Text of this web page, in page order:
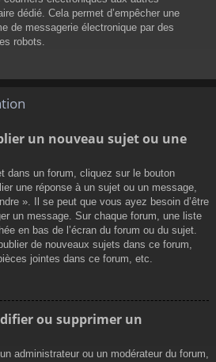
dédié. Cela permet d’empêcher une
de messagerie électronique par des
robots.
un nouveau sujet ou une
dans un forum, cliquez sur le bouton
une réponse à un sujet ou un message,
». Il se peut que vous ayez besoin d’être
un message. Sur chaque forum, une liste
en bas de l’écran du forum ou du sujet.
de nouveaux sujets dans ce forum,
jointes dans ce forum, etc.
ou supprimer un
administrateur ou un modérateur du forum,